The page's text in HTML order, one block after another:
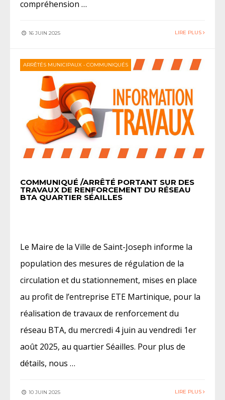
compréhension …
16 JUIN 2025 LIRE PLUS
ARRÊTÉS MUNICIPAUX • COMMUNIQUÉS
COMMUNIQUÉ /ARRÊTÉ PORTANT SUR DES
TRAVAUX DE RENFORCEMENT DU RÉSEAU
BTA QUARTIER SÉAILLES
Le Maire de la Ville de Saint-Joseph informe la
population des mesures de régulation de la
circulation et du stationnement, mises en place
au profit de l’entreprise ETE Martinique, pour la
réalisation de travaux de renforcement du
réseau BTA, du mercredi 4 juin au vendredi 1er
août 2025, au quartier Séailles. Pour plus de
détails, nous …
10 JUIN 2025 LIRE PLUS